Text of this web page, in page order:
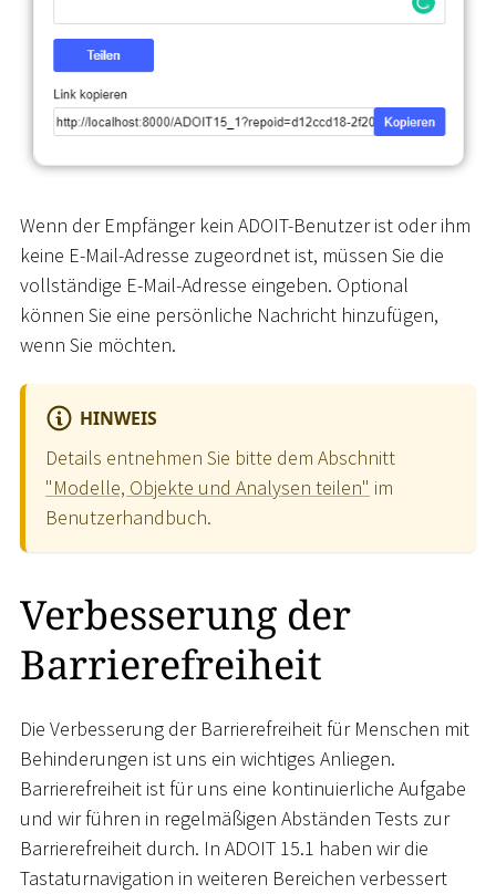
Wenn der Empfänger kein ADOIT-Benutzer ist oder ihm
keine E-Mail-Adresse zugeordnet ist, müssen Sie die
vollständige E-Mail-Adresse eingeben. Optional
können Sie eine persönliche Nachricht hinzufügen,
wenn Sie möchten.
HINWEIS
Details entnehmen Sie bitte dem Abschnitt
"Modelle, Objekte und Analysen teilen" im
Benutzerhandbuch.
Verbesserung der
Barrierefreiheit
Die Verbesserung der Barrierefreiheit für Menschen mit
Behinderungen ist uns ein wichtiges Anliegen.
Barrierefreiheit ist für uns eine kontinuierliche Aufgabe
und wir führen in regelmäßigen Abständen Tests zur
Barrierefreiheit durch. In ADOIT 15.1 haben wir die
Tastaturnavigation in weiteren Bereichen verbessert